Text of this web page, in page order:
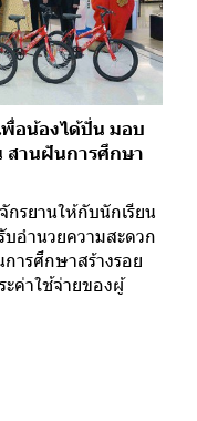
อน้องได้ปั่น มอบ
สานฝันการศึกษา
รยานให้กับนักเรียน
อำนวยความสะดวก
การศึกษาสร้างรอย
ะค่าใช้จ่ายของผู้